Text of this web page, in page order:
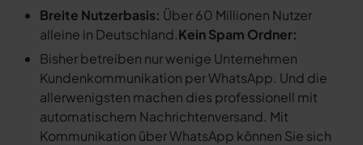
Breite Nutzerbasis: Über 60 Millionen Nutzer
alleine in Deutschland.Kein Spam Ordner:
Bisher betreiben nur wenige Unternehmen
Kundenkommunikation per WhatsApp. Und die
allerwenigsten machen dies professionell mit
automatischem Nachrichtenversand. Mit
Kommunikation über WhatsApp können Sie sich